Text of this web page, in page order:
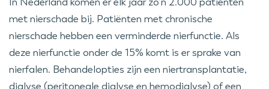
met nierschade bij. Patiënten met chronische
nierschade hebben een verminderde nierfunctie. Als
deze nierfunctie onder de 15% komt is er sprake van
nierfalen. Behandelopties zijn een niertransplantatie,
dialyse (peritoneale dialyse en hemodialyse) of een